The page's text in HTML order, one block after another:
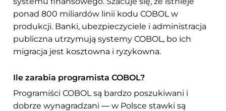
ponad 800 miliardów linii kodu COBOL w
produkcji. Banki, ubezpieczyciele i administracja
publiczna utrzymują systemy COBOL, bo ich
migracja jest kosztowna i ryzykowna.
Ile zarabia programista COBOL?
Programiści COBOL są bardzo poszukiwani i
dobrze wynagradzani — w Polsce stawki są